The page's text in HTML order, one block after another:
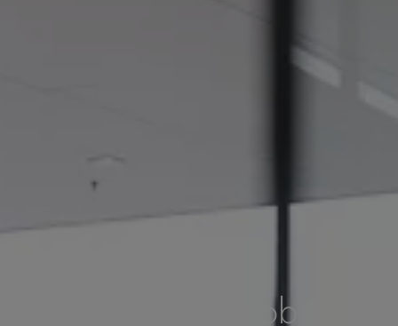
Record ist Ihr globaler